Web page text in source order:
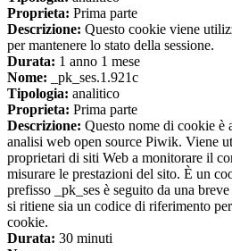
Proprieta: Prima parte
Descrizione: Questo cookie viene
per mantenere lo stato della sessione.
Durata: 1 anno 1 mese
Nome: _pk_ses.1.921c
Tipologia: analitico
Proprieta: Prima parte
Descrizione: Questo nome di cookie è
analisi web open source Piwik. Viene
proprietari di siti Web a monitorare il
misurare le prestazioni del sito. È un
prefisso _pk_ses è seguito da una
si ritiene sia un codice di riferimento
cookie.
Durata: 30 minuti